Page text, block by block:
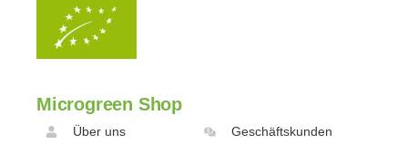
Microgreen Shop
Über uns Geschäftskunden